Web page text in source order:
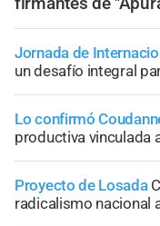
Jornada de
un desafío integral
Lo confirmó
productiva vinculada
Proyecto de Losada
radicalismo nacional